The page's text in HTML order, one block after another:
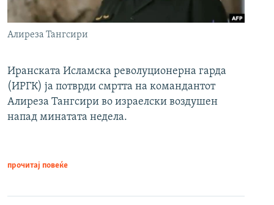
Алиреза Тангсири
Иранската Исламска револуционерна гарда
(ИРГК) ја потврди смртта на командантот
Алиреза Тангсири во израелски воздушен
напад минатата недела.
прочитај повеќе